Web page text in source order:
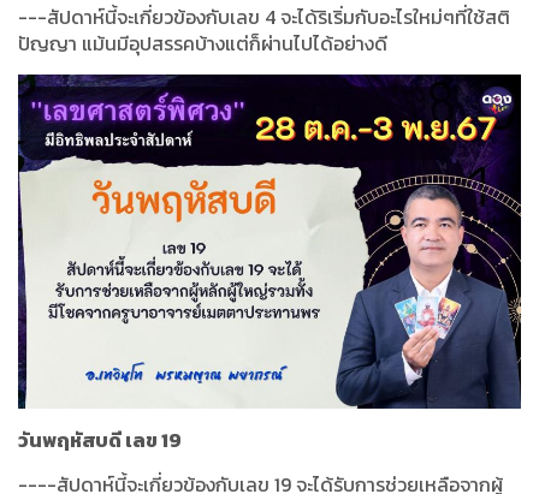
---สัปดาห์นี้จะเกี่ยวข้องกับเลข 4 จะได้ริเริ่มกับอะไรใหม่ๆที่ใช้สติ
ปัญญา แม้นมีอุปสรรคบ้างแต่ก็ผ่านไปได้อย่างดี
วันพฤหัสบดี เลข 19
----สัปดาห์นี้จะเกี่ยวข้องกับเลข 19 จะได้รับการช่วยเหลือจากผู้